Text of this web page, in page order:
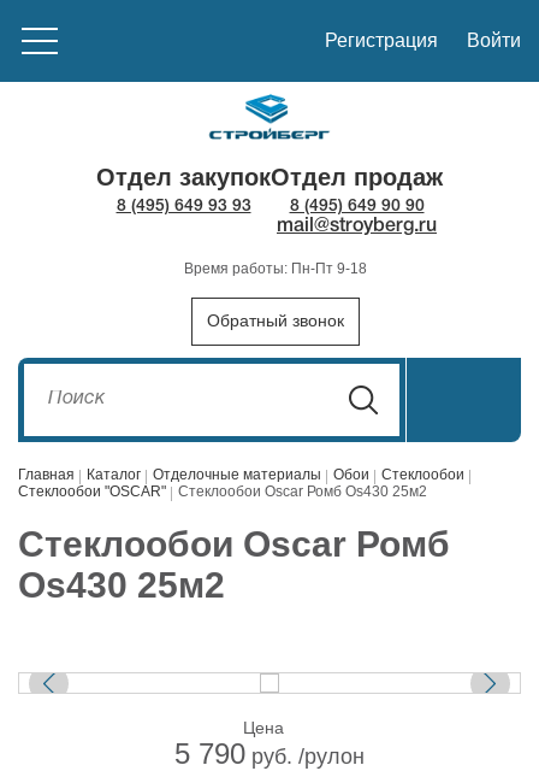
Регистрация Войти
Отдел закупок
8 (495) 649 93 93
Отдел продаж
8 (495) 649 90 90
mail@stroyberg.ru
Время работы: Пн-Пт 9-18
Обратный звонок
Главная Каталог Отделочные материалы Обои
Стеклообои
Стеклообои "OSCAR"
Стеклообои Oscar Ромб Os430 25м2
Стеклообои Oscar Ромб
Os430 25м2
Цена
5 790 руб. /рулон